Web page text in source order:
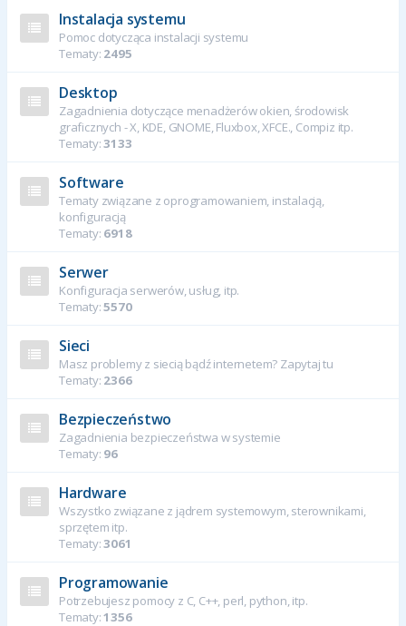
Instalacja systemu
Pomoc dotycząca instalacji systemu
Tematy: 2495
Desktop
Zagadnienia dotyczące menadżerów okien, środowisk
graficznych - X, KDE, GNOME, Fluxbox, XFCE., Compiz itp.
Tematy:3133
Software
Tematy związane z oprogramowaniem, instalacją,
konfiguracją
Tematy: 6918
Serwer
Konfiguracja serwerów, usług, itp.
Tematy:5570
Sieci
Masz problemy z siecią bądź internetem? Zapytaj tu
Tematy: 2366
Bezpieczeństwo
Zagadnienia bezpieczeństwa w systemie
Tematy: 96
Hardware
Wszystko związane z jądrem systemowym, sterownikami,
sprzętem itp.
Tematy:3061
Programowanie
Potrzebujesz pomocy z C, C++, perl, python, itp.
Tematy:1356